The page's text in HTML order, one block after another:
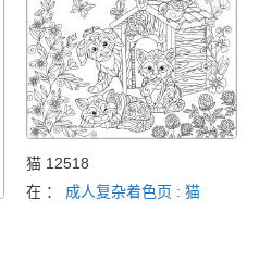
猫 12518
在 ： 成人复杂着色页 : 猫